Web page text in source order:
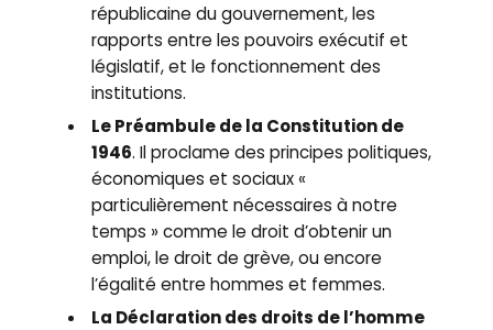
républicaine du gouvernement, les
rapports entre les pouvoirs exécutif et
législatif, et le fonctionnement des
institutions.
Le Préambule de la Constitution de
1946. Il proclame des principes politiques,
économiques et sociaux «
particulièrement nécessaires à notre
temps » comme le droit d’obtenir un
emploi, le droit de grève, ou encore
l’égalité entre hommes et femmes.
La Déclaration des droits de l’homme